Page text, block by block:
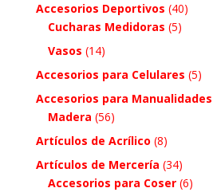
Accesorios Deportivos (40)
Cucharas Medidoras (5)
Vasos (14)
Accesorios para Celulares (5)
Accesorios para Manualidades
Madera (56)
Artículos de Acrílico (8)
Artículos de Mercería (34)
Accesorios para Coser (6)